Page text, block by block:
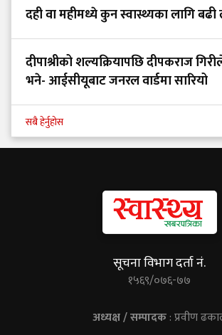
दही वा महीमध्ये कुन स्वास्थ्यका लागि
दीपाश्रीको शल्यक्रियापछि दीपकराज
भने- आईसीयूबाट जनरल वार्डमा सारियो
सबै हेर्नुहोस
सूचना विभाग दर्ता नं.
१५६९/०७६-७७
अध्यक्ष / सम्पादक: प्रवीण